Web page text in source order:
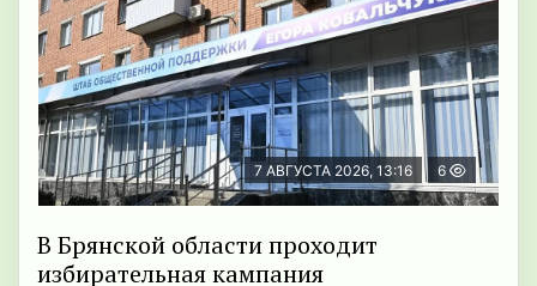
7 АВГУСТА 2026, 13:16 6
В Брянской области проходит
избирательная кампания